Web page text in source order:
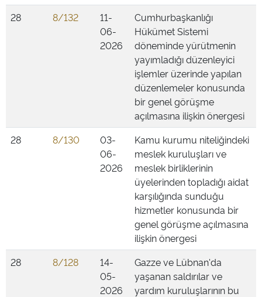
28
8/132
11-
06-
2026
Cumhurbaşkanlığı
Hükümet Sistemi
döneminde yürütmenin
yayımladığı düzenleyici
işlemler üzerinde yapılan
düzenlemeler konusunda
bir genel görüşme
açılmasına ilişkin önergesi
28
8/130
03-
06-
2026
Kamu kurumu niteliğindeki
meslek kuruluşları ve
meslek birliklerinin
üyelerinden topladığı aidat
karşılığında sunduğu
hizmetler konusunda bir
genel görüşme açılmasına
ilişkin önergesi
28
8/128
14-
05-
2026
Gazze ve Lübnan'da
yaşanan saldırılar ve
yardım kuruluşlarının bu